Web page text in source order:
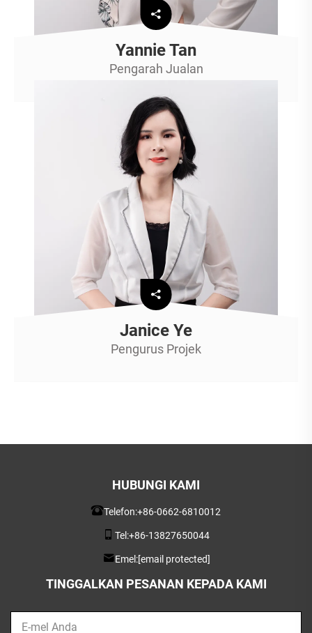
Yannie Tan
Pengarah Jualan
Janice Ye
Pengurus Projek
HUBUNGI KAMI
Telefon:+86-0662-6810012
Tel:+86-13827650044
Emel:[email protected]
TINGGALKAN PESANAN KEPADA KAMI